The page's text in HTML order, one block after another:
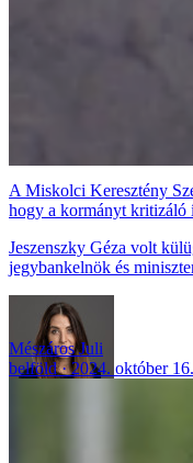
A Miskolci Keresztény
hogy a kormányt kritizáló
Jeszenszky Géza volt
jegybankelnök és
Mészáros Juli
belföld
2024. október